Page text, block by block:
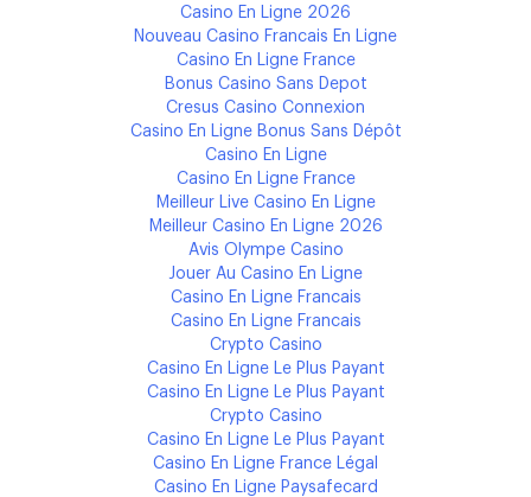
Casino En Ligne 2026
Nouveau Casino Francais En Ligne
Casino En Ligne France
Bonus Casino Sans Depot
Cresus Casino Connexion
Casino En Ligne Bonus Sans Dépôt
Casino En Ligne
Casino En Ligne France
Meilleur Live Casino En Ligne
Meilleur Casino En Ligne 2026
Avis Olympe Casino
Jouer Au Casino En Ligne
Casino En Ligne Francais
Casino En Ligne Francais
Crypto Casino
Casino En Ligne Le Plus Payant
Casino En Ligne Le Plus Payant
Crypto Casino
Casino En Ligne Le Plus Payant
Casino En Ligne France Légal
Casino En Ligne Paysafecard